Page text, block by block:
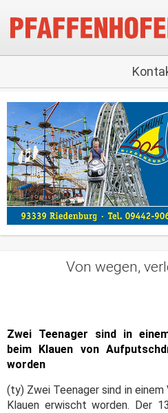
Von wegen,
Zwei Teenager sind in
beim Klauen von
worden
(ty) Zwei Teenager sind in
Klauen erwischt worden. Der